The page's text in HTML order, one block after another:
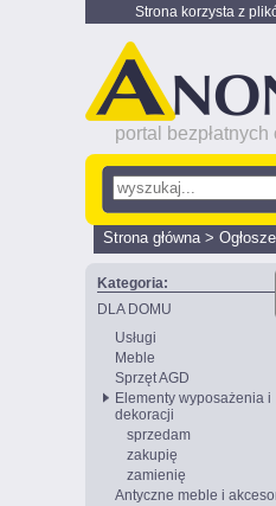
Strona korzysta z
portal bezpłatnych
Strona główna>
Kategoria:
DLA DOMU
Usługi
Meble
Sprzęt AGD
Elementy wyposażenia i
dekoracji
sprzedam
zakupię
zamienię
Antyczne meble i